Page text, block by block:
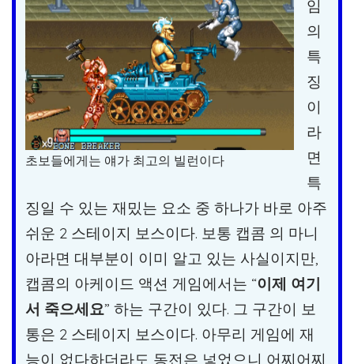
초보들에게는 얘가 최고의 빌런이다
임
의
특
징
이
라
면
특
징일 수 있는 재밌는 요소 중 하나가 바로 아주
쉬운 2 스테이지 보스이다. 보통 캡콤 의 마니
아라면 대부분이 이미 알고 있는 사실이지만,
캡콤의 아케이드 액션 게임에서는 “이제 여기
서 죽으세요” 하는 구간이 있다. 그 구간이 보
통은 2 스테이지 보스이다. 아무리 게임에 재
능이 없다하더라도 동전은 넣었으니 어찌어찌